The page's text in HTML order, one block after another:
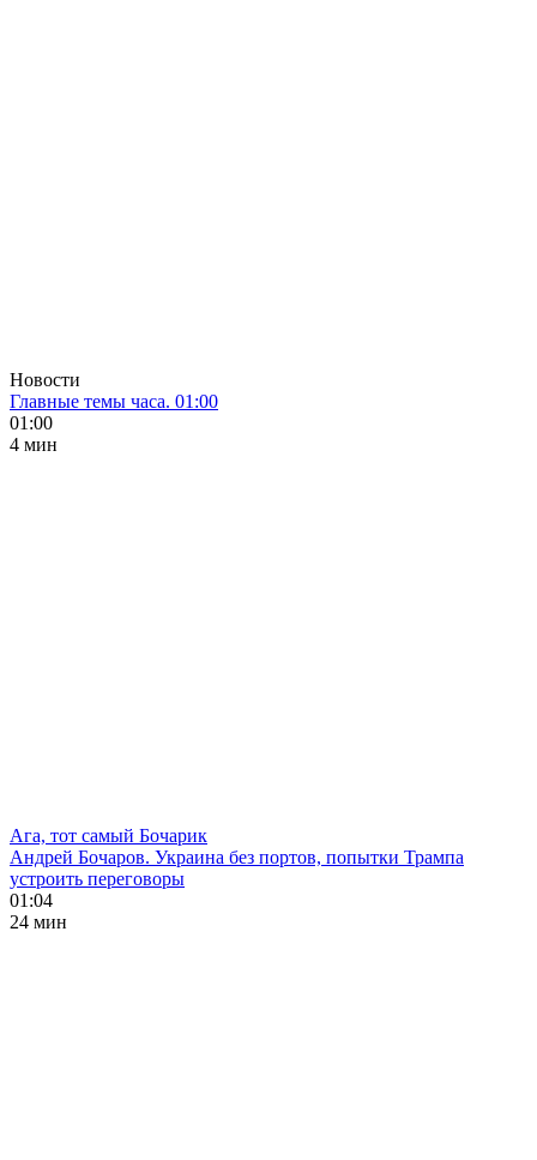
Новости
Главные темы часа. 01:00
01:00
4 мин
Ага, тот самый Бочарик
Андрей Бочаров. Украина без портов, попытки Трампа
устроить переговоры
01:04
24 мин